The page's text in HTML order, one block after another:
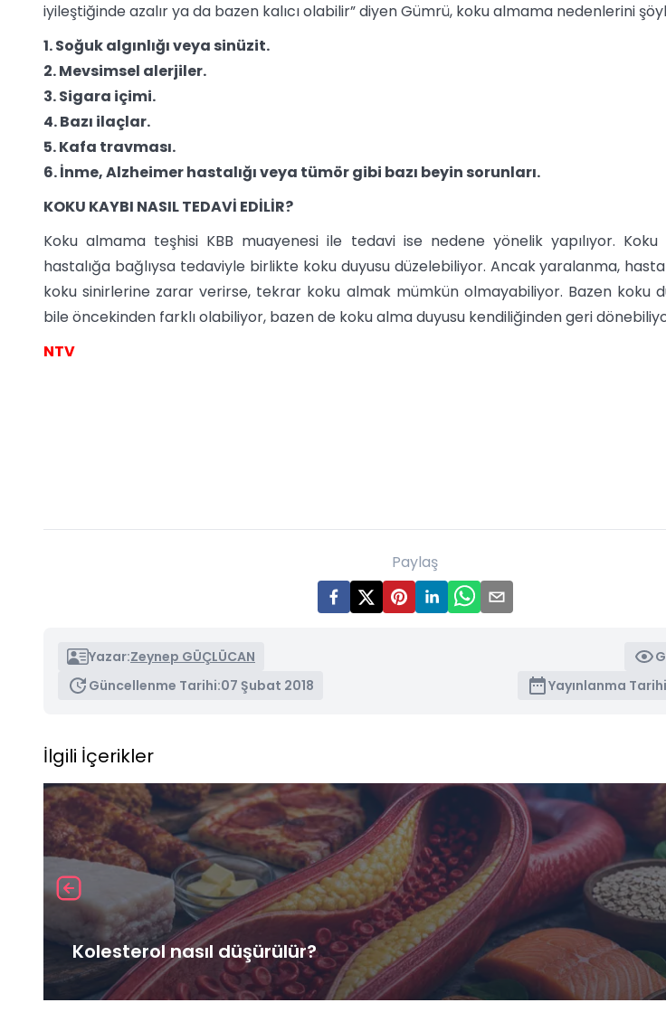
iyileştiğinde azalır ya da bazen kalıcı olabilir” diyen Gümrü, koku almama nedenlerini
1. Soğuk algınlığı veya sinüzit.
2. Mevsimsel alerjiler.
3. Sigara içimi.
4. Bazı ilaçlar.
5. Kafa travması.
6. İnme, Alzheimer hastalığı veya tümör gibi bazı beyin sorunları.
KOKU KAYBI NASIL TEDAVİ EDİLİR?
Koku almama teşhisi KBB muayenesi ile tedavi ise nedene yönelik yapılıyor.
hastalığa bağlıysa tedaviyle birlikte koku duyusu düzelebiliyor. Ancak yaralanma,
koku sinirlerine zarar verirse, tekrar koku almak mümkün olmayabiliyor. Bazen koku
bile öncekinden farklı olabiliyor, bazen de koku alma duyusu kendiliğinden geri
NTV
Paylaş
Yazar:Zeynep GÜÇLÜCAN
Güncellenme Tarihi:07 Şubat 2018 Yayınlanma
İlgili İçerikler
Kolesterol nasıl düşürülür?